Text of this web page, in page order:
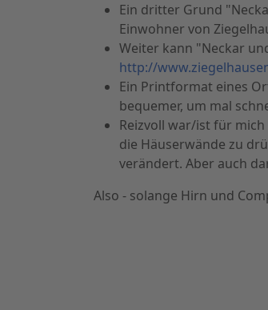
Ein dritter Grund
Einwohner von
Weiter kann "Neckar
http://
Ein Printformat eines
bequemer, um mal
Reizvoll war/ist für
die Häuserwände zu
verändert. Aber auch
Also - solange Hirn und